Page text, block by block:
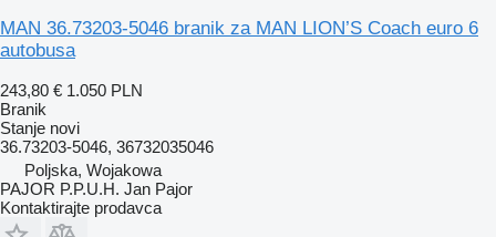
MAN 36.73203-5046 branik za MAN LION’S Coach euro 6
autobusa
243,80 € 1.050 PLN
Branik
Stanje novi
36.73203-5046, 36732035046
Poljska, Wojakowa
PAJOR P.P.U.H. Jan Pajor
Kontaktirajte prodavca